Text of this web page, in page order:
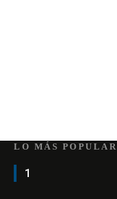
LO MÁS POPULAR
1